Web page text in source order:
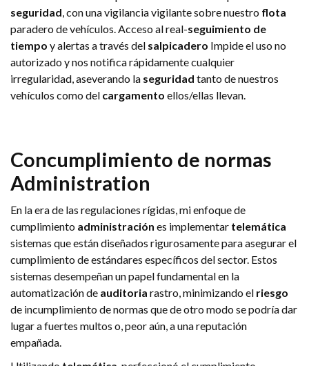
seguridad, con una vigilancia vigilante sobre nuestro flota
paradero de vehículos. Acceso al real-seguimiento de
tiempo y alertas a través del salpicadero Impide el uso no
autorizado y nos notifica rápidamente cualquier
irregularidad, aseverando la seguridad tanto de nuestros
vehículos como del cargamento ellos/ellas llevan.
Concumplimiento de normas
Administration
En la era de las regulaciones rígidas, mi enfoque de
cumplimiento administración es implementar telemática
sistemas que están diseñados rigurosamente para asegurar el
cumplimiento de estándares específicos del sector. Estos
sistemas desempeñan un papel fundamental en la
automatización de auditoria rastro, minimizando el riesgo
de incumplimiento de normas que de otro modo se podría dar
lugar a fuertes multos o, peor aún, a una reputación
empañada.